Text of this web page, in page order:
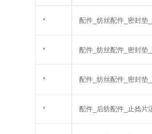
* 配件_纺丝配件_密封垫
* 配件_纺丝配件_密封垫
* 配件_纺丝配件_密封垫
* 配件_后纺配件_止捻片